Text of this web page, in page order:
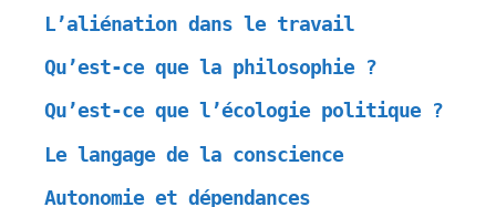
L’aliénation dans le travail
Qu’est-ce que la philosophie ?
Qu’est-ce que l’écologie politique ?
Le langage de la conscience
Autonomie et dépendances